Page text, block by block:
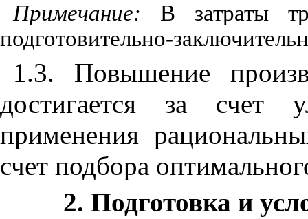
Примечание: В затраты
подготовительно-
1.3. Повышение
достигается за счет
применения
счет подбора
2. Подготовка и